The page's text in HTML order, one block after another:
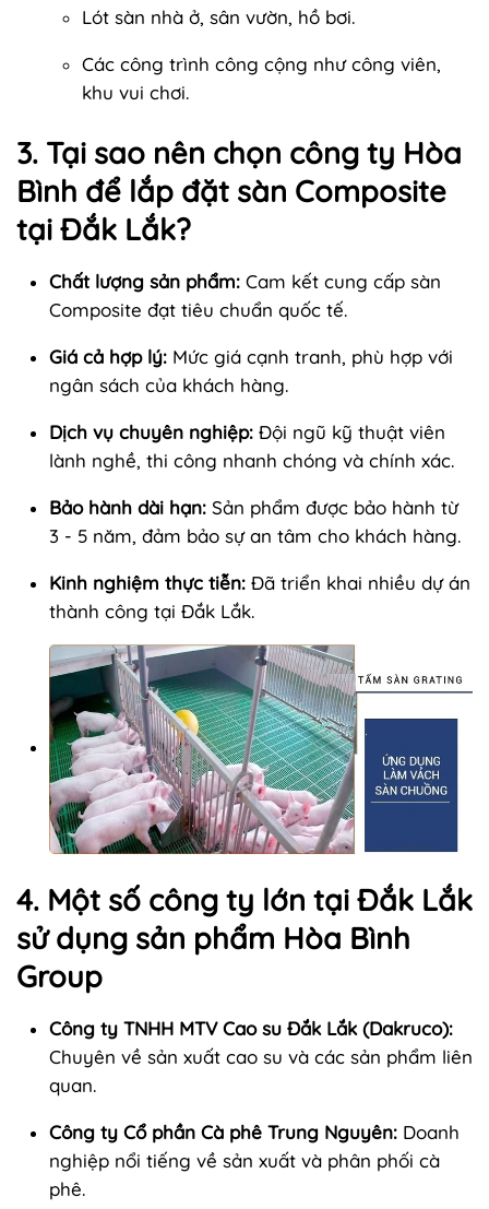
Lót sàn nhà ở, sân vườn, hồ bơi.
Các công trình công cộng như công viên,
khu vui chơi.
3. Tại sao nên chọn công ty Hòa
Bình để lắp đặt sàn Composite
tại Đắk Lắk?
Chất lượng sản phẩm: Cam kết cung cấp sàn
Composite đạt tiêu chuẩn quốc tế.
Giá cả hợp lý: Mức giá cạnh tranh, phù hợp với
ngân sách của khách hàng.
Dịch vụ chuyên nghiệp: Đội ngũ kỹ thuật viên
lành nghề, thi công nhanh chóng và chính xác.
Bảo hành dài hạn: Sản phẩm được bảo hành từ
3 - 5 năm, đảm bảo sự an tâm cho khách hàng.
Kinh nghiệm thực tiễn: Đã triển khai nhiều dự án
thành công tại Đắk Lắk.
4. Một số công ty lớn tại Đắk Lắk
sử dụng sản phẩm Hòa Bình
Group
Công ty TNHH MTV Cao su Đắk Lắk (Dakruco):
Chuyên về sản xuất cao su và các sản phẩm liên
quan.
Công ty Cổ phần Cà phê Trung Nguyên: Doanh
nghiệp nổi tiếng về sản xuất và phân phối cà
phê.